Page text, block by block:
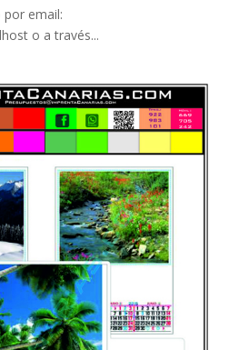
por email:
o a través...